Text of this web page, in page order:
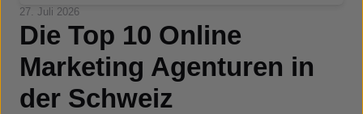
27. Juli 2026
Die Top 10 Online
Marketing Agenturen in
der Schweiz